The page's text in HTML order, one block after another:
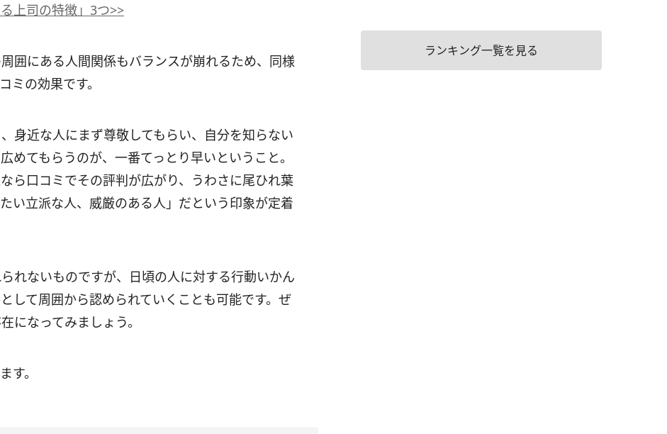
上司の特徴」3つ>>
囲にある人間関係もバランスが崩れるため、同様
ミの効果です。
身近な人にまず尊敬してもらい、自分を知らない
めてもらうのが、一番てっとり早いということ。
ら口コミでその評判が広がり、うわさに尾ひれ葉
い立派な人、威厳のある人」だという印象が定着
れないものですが、日頃の人に対する行動いかん
して周囲から認められていくことも可能です。ぜ
になってみましょう。
す。
ランキング一覧を見る